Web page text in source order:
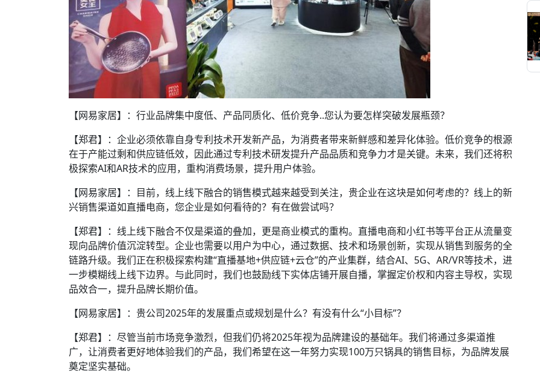
【网易家居】：行业品牌集中度低、产品同质化、低价竞争..您认为要怎样突破发展瓶颈？
【郑君】：企业必须依靠自身专利技术开发新产品，为消费者带来新鲜感和差异化体验。低价竞争的根源
在于产能过剩和供应链低效，因此通过专利技术研发提升产品品质和竞争力才是关键。未来，我们还将积
极探索AI和AR技术的应用，重构消费场景，提升用户体验。
【网易家居】：目前，线上线下融合的销售模式越来越受到关注，贵企业在这块是如何考虑的？线上的新
兴销售渠道如直播电商，您企业是如何看待的？有在做尝试吗？
【郑君】：线上线下融合不仅是渠道的叠加，更是商业模式的重构。直播电商和小红书等平台正从流量变
现向品牌价值沉淀转型。企业也需要以用户为中心，通过数据、技术和场景创新，实现从销售到服务的全
链路升级。我们正在积极探索构建“直播基地+供应链+云仓”的产业集群，结合AI、5G、AR/VR等技术，进
一步模糊线上线下边界。与此同时，我们也鼓励线下实体店铺开展自播，掌握定价权和内容主导权，实现
品效合一，提升品牌长期价值。
【网易家居】：贵公司2025年的发展重点或规划是什么？有没有什么“小目标”？
【郑君】：尽管当前市场竞争激烈，但我们仍将2025年视为品牌建设的基础年。我们将通过多渠道推
广，让消费者更好地体验我们的产品，我们希望在这一年努力实现100万只锅具的销售目标，为品牌发展
奠定坚实基础。